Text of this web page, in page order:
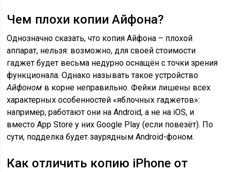
Чем плохи копии Айфона?
Однозначно сказать, что копия Айфона – плохой
аппарат, нельзя: возможно, для своей стоимости
гаджет будет весьма недурно оснащён с точки зрения
функционала. Однако называть такое устройство
Айфоном в корне неправильно. Фейки лишены всех
характерных особенностей «яблочных гаджетов»:
например, работают они на Android, а не на iOS, и
вместо App Store у них Google Play (если повезёт). По
сути, подделка будет заурядным Android-фоном.
Как отличить копию iPhone от